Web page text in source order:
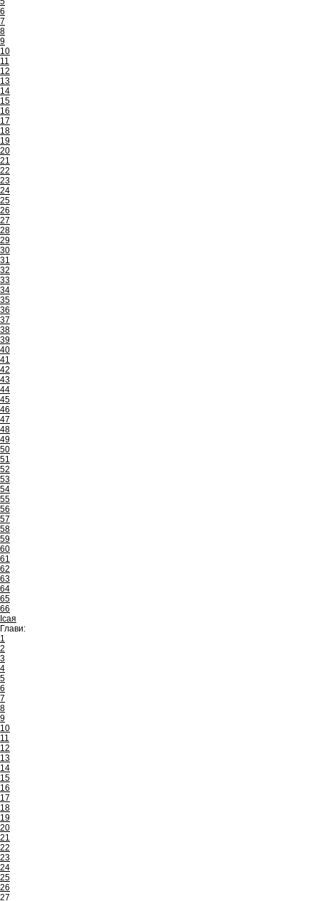
6
7
8
9
10
11
12
13
14
15
16
17
18
19
20
21
22
23
24
25
26
27
28
29
30
31
32
33
34
35
36
37
38
39
40
41
42
43
44
45
46
47
48
49
50
51
52
53
54
55
56
57
58
59
60
61
62
63
64
65
66
Ісая
Глави:
1
2
3
4
5
6
7
8
9
10
11
12
13
14
15
16
17
18
19
20
21
22
23
24
25
26
27